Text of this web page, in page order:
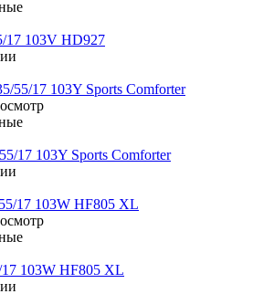
17 103V HD927
17 103Y Sports Comforter
103W HF805 XL